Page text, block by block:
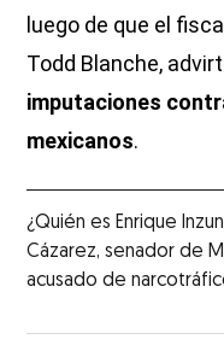
luego de que el
Todd Blanche,
imputaciones
mexicanos.
¿Quién es Enrique
Cázarez, senador de
acusado de